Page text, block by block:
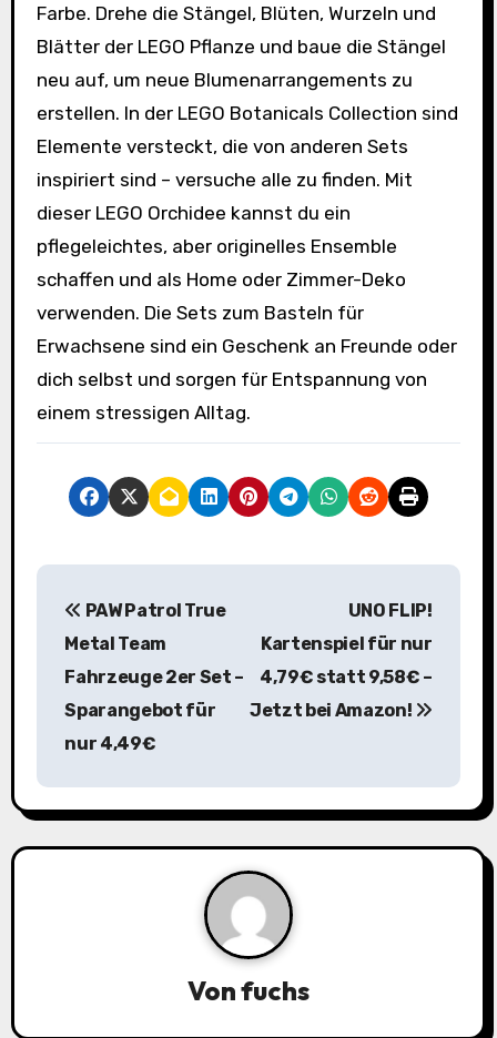
Farbe. Drehe die Stängel, Blüten, Wurzeln und
Blätter der LEGO Pflanze und baue die Stängel
neu auf, um neue Blumenarrangements zu
erstellen. In der LEGO Botanicals Collection sind
Elemente versteckt, die von anderen Sets
inspiriert sind – versuche alle zu finden. Mit
dieser LEGO Orchidee kannst du ein
pflegeleichtes, aber originelles Ensemble
schaffen und als Home oder Zimmer-Deko
verwenden. Die Sets zum Basteln für
Erwachsene sind ein Geschenk an Freunde oder
dich selbst und sorgen für Entspannung von
einem stressigen Alltag.
B
a
g
PAW Patrol True
Metal Team
Fahrzeuge 2er Set –
Sparangebot für
nur 4,49€
UNO FLIP!
Kartenspiel für nur
4,79€ statt 9,58€ –
Jetzt bei Amazon!
Vonfuchs